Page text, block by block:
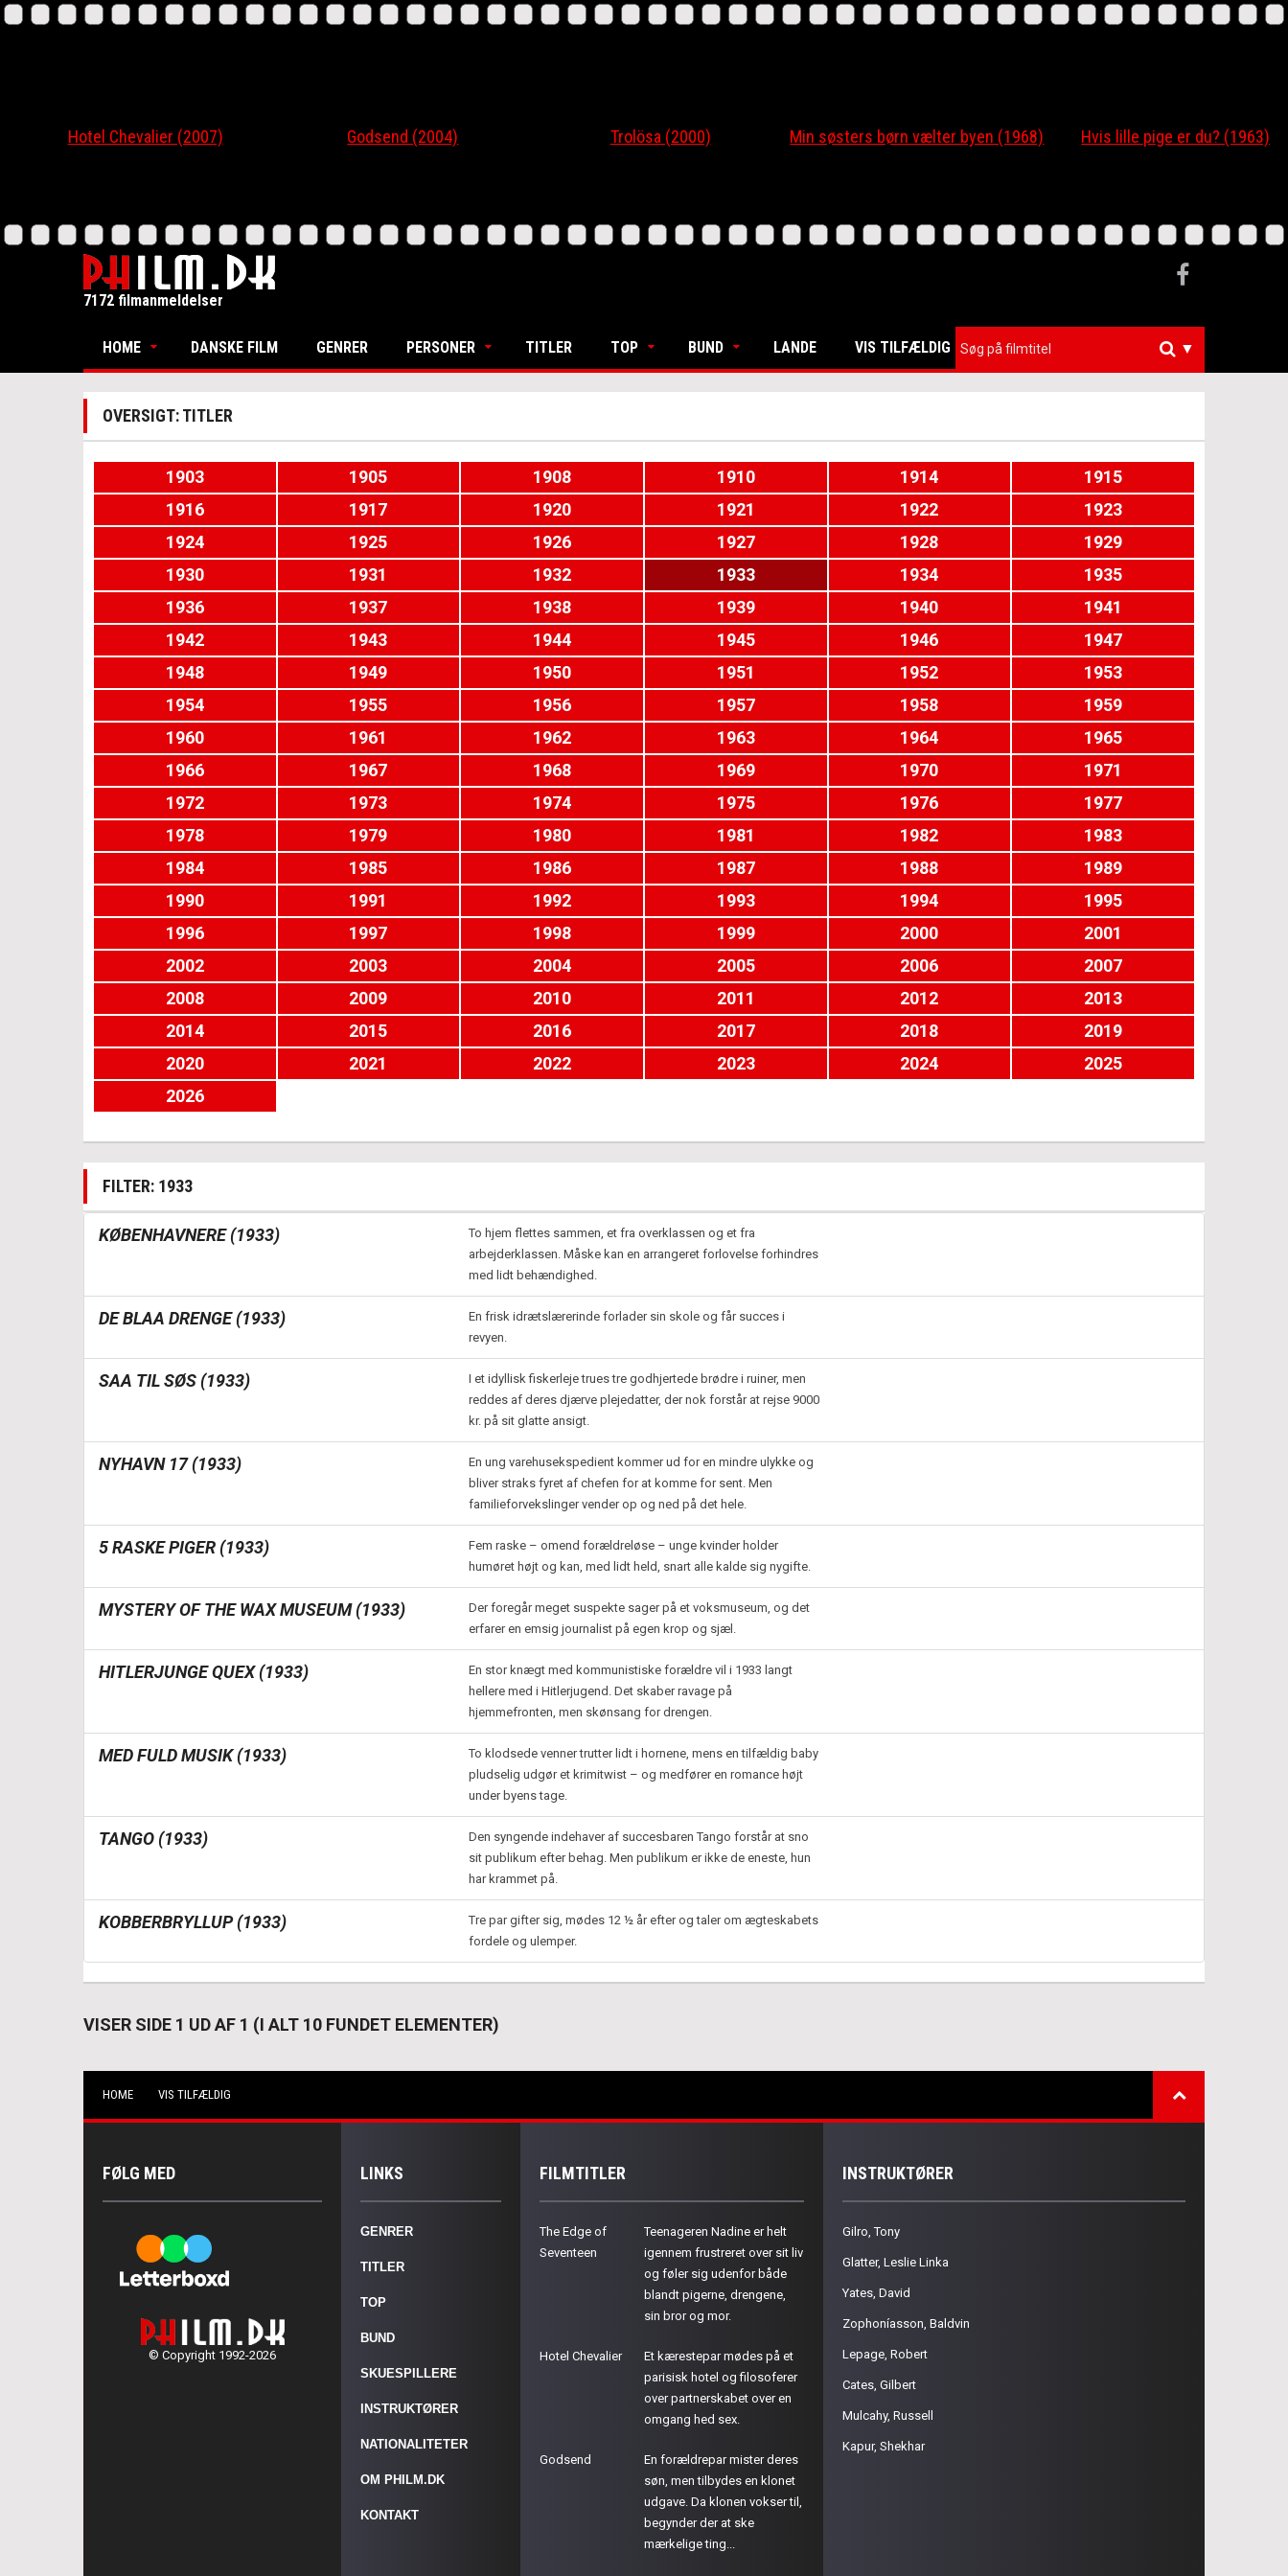
Hotel Chevalier (2007) Godsend (2004) Trolösa (2000) Min søsters børn vælter byen (1968) Hvis lille pige er du? (1963)
7172 filmanmeldelser
HOME DANSKE FILM GENRER PERSONER TITLER TOP BUND LANDE VIS TILFÆLDIG ▼
OVERSIGT: TITLER
1903 1905 1908 1910 1914
1915
1916
1917 1920 1921 1922
1923
1924
1925 1926 1927 1928
1929
1930
1931 1932 1933 1934
1935
1936
1937 1938 1939 1940
1941
1942
1943 1944 1945 1946
1947
1948
1949 1950 1951 1952
1953
1954
1955 1956 1957 1958
1959
1960
1961 1962 1963 1964
1965
1966
1967 1968 1969 1970
1971
1972
1973 1974 1975 1976
1977
1978
1979 1980 1981 1982
1983
1984
1985 1986 1987 1988
1989
1990
1991 1992 1993 1994
1995
1996
1997 1998 1999 2000
2001
2002
2003 2004 2005 2006
2007
2008
2009 2010 2011 2012
2013
2014
2015 2016 2017 2018
2019
2020
2021 2022 2023 2024
2025
2026
FILTER: 1933
KØBENHAVNERE (1933)
To hjem flettes sammen, et fra overklassen og et fra
arbejderklassen. Måske kan en arrangeret forlovelse forhindres
med lidt behændighed.
DE BLAA DRENGE (1933)
En frisk idrætslærerinde forlader sin skole og får succes i
revyen.
SAA TIL SØS (1933)
I et idyllisk fiskerleje trues tre godhjertede brødre i ruiner, men
reddes af deres djærve plejedatter, der nok forstår at rejse 9000
kr. på sit glatte ansigt.
NYHAVN 17 (1933)
En ung varehusekspedient kommer ud for en mindre ulykke og
bliver straks fyret af chefen for at komme for sent. Men
familieforvekslinger vender op og ned på det hele.
5 RASKE PIGER (1933)
Fem raske – omend forældreløse – unge kvinder holder
humøret højt og kan, med lidt held, snart alle kalde sig nygifte.
MYSTERY OF THE WAX MUSEUM (1933)
Der foregår meget suspekte sager på et voksmuseum, og det
erfarer en emsig journalist på egen krop og sjæl.
HITLERJUNGE QUEX (1933)
En stor knægt med kommunistiske forældre vil i 1933 langt
hellere med i Hitlerjugend. Det skaber ravage på
hjemmefronten, men skønsang for drengen.
MED FULD MUSIK (1933)
To klodsede venner trutter lidt i hornene, mens en tilfældig baby
pludselig udgør et krimitwist – og medfører en romance højt
under byens tage.
TANGO (1933)
Den syngende indehaver af succesbaren Tango forstår at sno
sit publikum efter behag. Men publikum er ikke de eneste, hun
har krammet på.
KOBBERBRYLLUP (1933)
Tre par gifter sig, mødes 12 ½ år efter og taler om ægteskabets
fordele og ulemper.
VISER SIDE 1 UD AF 1 (I ALT 10 FUNDET ELEMENTER)
HOME VIS TILFÆLDIG
FØLG MED
© Copyright 1992-2026
LINKS
GENRER
TITLER
TOP
BUND
SKUESPILLERE
INSTRUKTØRER
NATIONALITETER
OM PHILM.DK
KONTAKT
FILMTITLER
The Edge of
Seventeen
Teenageren Nadine er helt
igennem frustreret over sit liv
og føler sig udenfor både
blandt pigerne, drengene,
sin bror og mor.
Hotel Chevalier
Et kærestepar mødes på et
parisisk hotel og filosoferer
over partnerskabet over en
omgang hed sex.
Godsend
En forældrepar mister deres
søn, men tilbydes en klonet
udgave. Da klonen vokser til,
begynder der at ske
mærkelige ting...
INSTRUKTØRER
Gilro, Tony
Glatter, Leslie Linka
Yates, David
Zophoníasson, Baldvin
Lepage, Robert
Cates, Gilbert
Mulcahy, Russell
Kapur, Shekhar